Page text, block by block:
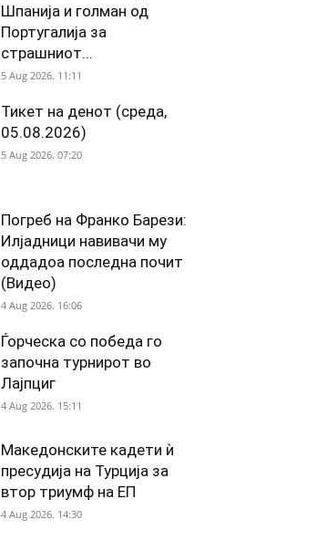
Шпанија и голман од
Португалија за
страшниот...
5 Aug 2026. 11:11
Тикет на денот (среда,
05.08.2026)
5 Aug 2026. 07:20
Погреб на Франко Барези:
Илјадници навивачи му
оддадоа последна почит
(Видео)
4 Aug 2026. 16:06
Ѓорческа со победа го
започна турнирот во
Лајпциг
4 Aug 2026. 15:11
Македонските кадети ѝ
пресудија на Турција за
втор триумф на ЕП
4 Aug 2026. 14:30